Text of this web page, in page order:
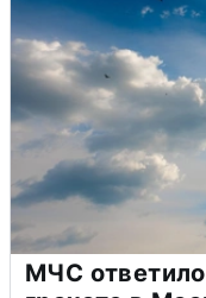
МЧС